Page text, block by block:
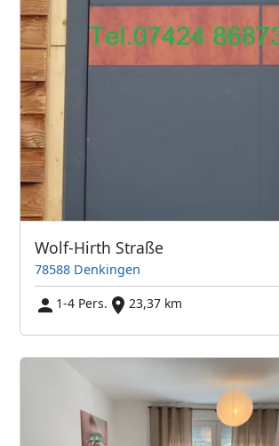
Wolf-Hirth Straße
78588 Denkingen
1-4 Pers.
23,37 km